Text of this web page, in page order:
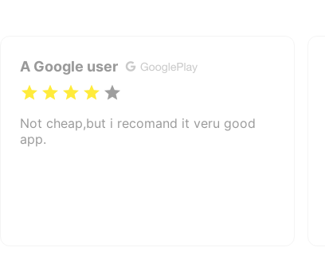
A Google user
Not cheap,but i recomand it veru good
app.